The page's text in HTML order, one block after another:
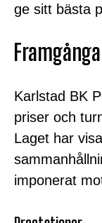
ge sitt bästa
Karlstad BK
priser och
Laget har
imponerat